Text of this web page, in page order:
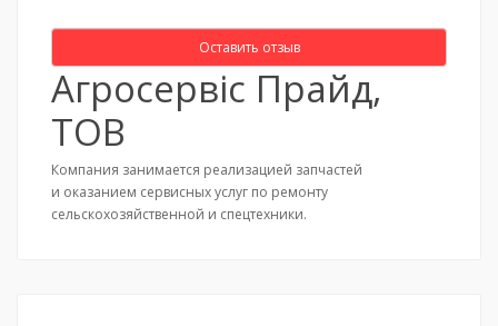
Оставить отзыв
Агросервіс Прайд,
ТОВ
Компания занимается реализацией запчастей
и оказанием сервисных услуг по ремонту
сельскохозяйственной и спецтехники.